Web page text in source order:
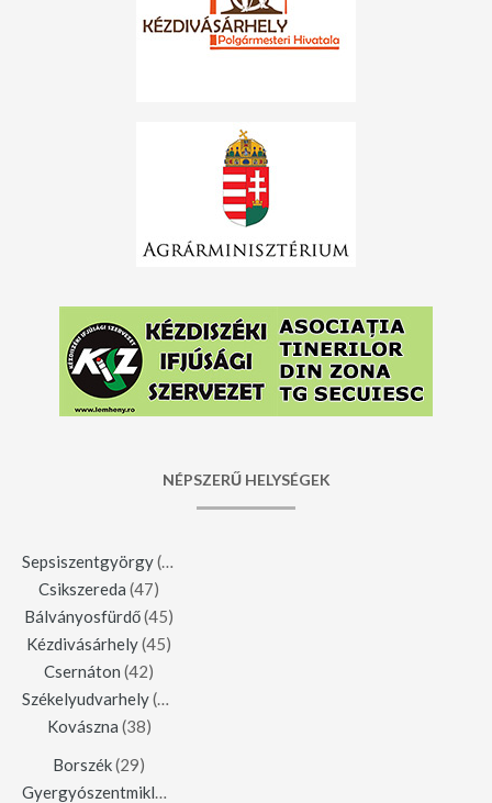
NÉPSZERŰ HELYSÉGEK
Sepsiszentgyörgy(123)
Csikszereda (47)
Bálványosfürdő(45)
Kézdivásárhely(45)
Csernáton (42)
Székelyudvarhely(42)
Kovászna (38)
Borszék(29)
Gyergyószentmiklós